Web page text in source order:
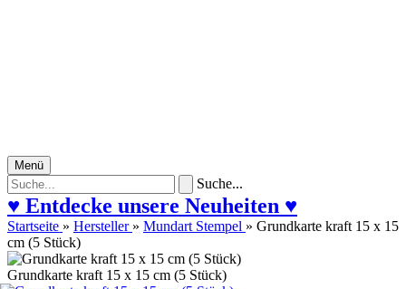
Menü
Suche...
♥ Entdecke unsere Neuheiten ♥
Startseite » Hersteller » Mundart Stempel » Grundkarte kraft 15 x 15
cm (5 Stück)
Grundkarte kraft 15 x 15 cm (5 Stück)